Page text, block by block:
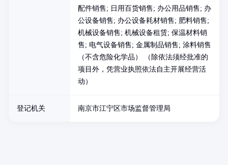
配件销售; 日用百货销售; 办公用品销售; 办
公设备销售; 办公设备耗材销售; 肥料销售;
机械设备销售; 机械设备租赁; 保温材料销
售; 电气设备销售; 金属制品销售; 涂料销售
（不含危险化学品） （除依法须经批准的
项目外，凭营业执照依法自主开展经营活
动）
登记机关 南京市江宁区市场监督管理局